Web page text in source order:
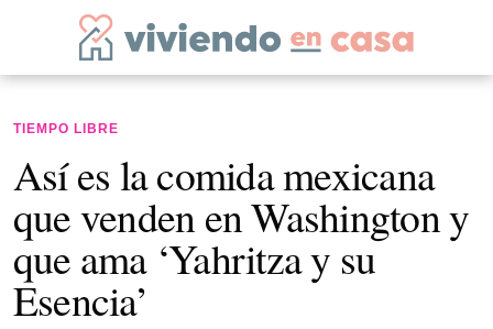
TIEMPO LIBRE
Así es la comida mexicana
que venden en Washington y
que ama ‘Yahritza y su
Esencia’